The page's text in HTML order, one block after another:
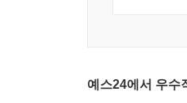
예스24에서 우수